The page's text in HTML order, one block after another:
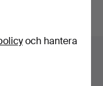
och hantera